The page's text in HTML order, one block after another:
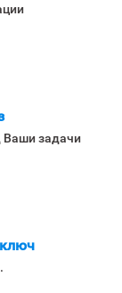
Ваши задачи